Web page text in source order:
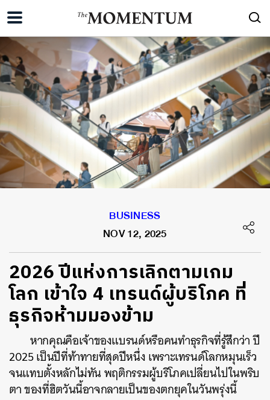
BUSINESS
NOV 12, 2025
2026 ปีแห่งการเลิกตามเกม
โลก เข้าใจ 4 เทรนด์ผู้บริโภค ที่
ธุรกิจห้ามมองข้าม
หากคุณคือเจ้าของแบรนด์หรือคนทำธุรกิจที่รู้สึกว่า ปี
2025 เป็นปีที่ท้าทายที่สุดปีหนึ่ง เพราะเทรนด์โลกหมุนเร็ว
จนแทบตั้งหลักไม่ทัน พฤติกรรมผู้บริโภคเปลี่ยนไปในพริบ
ตา ของที่ฮิตวันนี้อาจกลายเป็นของตกยุคในวันพรุ่งนี้